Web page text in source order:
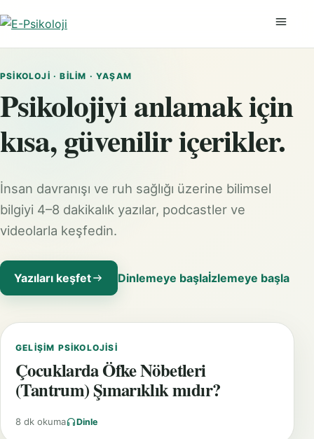
PSIKOLOJI · BILIM · YAŞAM
Psikolojiyi anlamak için
kısa, güvenilir içerikler.
İnsan davranışı ve ruh sağlığı üzerine bilimsel
bilgiyi 4–8 dakikalık yazılar, podcastler ve
videolarla keşfedin.
Yazıları keşfet Dinlemeye başlaİzlemeye başla
GELIŞIM PSIKOLOJISI
Çocuklarda Öfke Nöbetleri
(Tantrum) Şımarıklık mıdır?
8 dk okuma Dinle